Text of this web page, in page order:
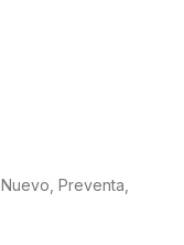
Nuevo Preventa